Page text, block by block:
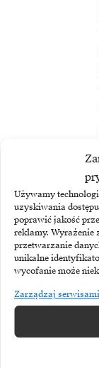
Używamy
uzyskiwania
poprawić jakość
reklamy. Wyrażenie
przetwarzanie
unikalne
wycofanie może
Zarządzaj serwisami